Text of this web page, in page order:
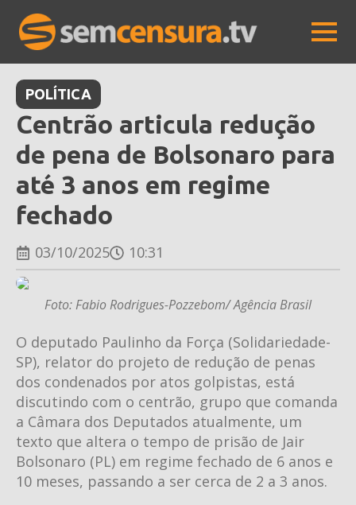
POLÍTICA
Centrão articula redução
de pena de Bolsonaro para
até 3 anos em regime
fechado
03/10/2025 10:31
Foto: Fabio Rodrigues-Pozzebom/ Agência Brasil
O deputado Paulinho da Força (Solidariedade-
SP), relator do projeto de redução de penas
dos condenados por atos golpistas, está
discutindo com o centrão, grupo que comanda
a Câmara dos Deputados atualmente, um
texto que altera o tempo de prisão de Jair
Bolsonaro (PL) em regime fechado de 6 anos e
10 meses, passando a ser cerca de 2 a 3 anos.